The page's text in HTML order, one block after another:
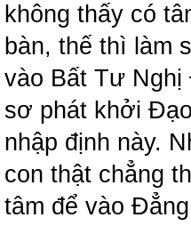
không thấy có
bàn, thế thì làm
vào Bất Tư
sơ phát khởi
nhập định này.
con thật chẳng
tâm để vào